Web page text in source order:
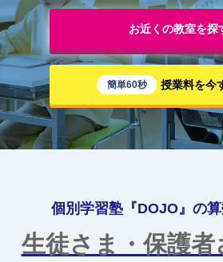
お近くの教室を探
簡単60秒 授業料を今
個別学習塾『DOJO』の
生徒さま・保護